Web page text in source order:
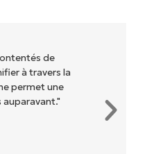
et
Tout le